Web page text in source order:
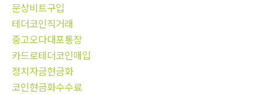
문상비트구입
테더코인직거래
중고오다대포통장
카드로테더코인매입
정치자금현금화
코인현금화수수료